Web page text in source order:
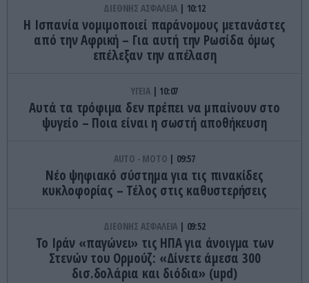
ΔΙΕΘΝΗΣ ΑΣΦΑΛΕΙΑ 10:12
Η Ισπανία νομιμοποιεί παράνομους μετανάστες
από την Αφρική – Για αυτή την Ρωσίδα όμως
επέλεξαν την απέλαση
ΥΓΕΙΑ 10:07
Αυτά τα τρόφιμα δεν πρέπει να μπαίνουν στο
ψυγείο – Ποια είναι η σωστή αποθήκευση
AUTO - MOTO 09:57
Νέο ψηφιακό σύστημα για τις πινακίδες
κυκλοφορίας – Τέλος στις καθυστερήσεις
ΔΙΕΘΝΗΣ ΑΣΦΑΛΕΙΑ 09:52
Το Ιράν «παγώνει» τις ΗΠΑ για άνοιγμα των
Στενών του Ορμούζ: «Δίνετε άμεσα 300
δισ.δολάρια και διόδια» (upd)